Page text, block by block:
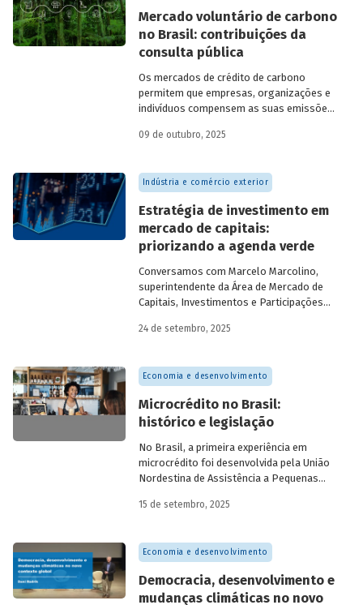
climática. Para exercer esse papel, no
entanto, são necessárias sólidas fontes
de recursos.
Mercado voluntário de carbono
no Brasil: contribuições da
consulta pública
Os mercados de crédito de carbono
permitem que empresas, organizações e
indivíduos compensem as suas emissões
por projetos de redução de emissões
MMA realizaram uma consulta pública
sobre a certificação de carbono no
mercado voluntário do Brasil e reuniram
contribuições da sociedade civil,
especialistas e entidades do setor
visando avaliar os desafios e
os resultados.
09 de outubro, 2025
Indústria e comércio exterior
Estratégia de investimento em
mercado de capitais:
priorizando a agenda verde
Conversamos com Marcelo Marcolino,
superintendente da Área de Mercado de
Capitais, Investimentos e Participações
novas empresas investidas pela
Finanças e Gente e Gestão da Santa Clara
Agrociência Industrial, e Eduardo Couto,
CFO da Eve Air Mobility – sobre a
importância da atuação de bancos de
desenvolvimento no mercado de capitais,
a nova estratégia do BNDES e os planos
das investidas.
24 de setembro, 2025
Economia e desenvolvimento
Microcrédito no Brasil:
histórico e legislação
No Brasil, a primeira experiência em
microcrédito foi desenvolvida pela União
Nordestina de Assistência a Pequenas
e Salvador (BA). Conhecida como
Na década de 1980, surgiram as primeiras
unidades da Rede Ceape e do Banco da
microempreendedores. Essas instituições
eram afiliadas a redes internacionais, tais
15 de setembro, 2025
Economia e desenvolvimento
Democracia, desenvolvimento e
mudanças climáticas no novo